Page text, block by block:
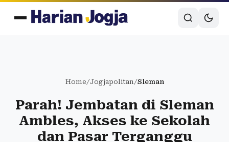
Home/Jogjapolitan/Sleman
Parah! Jembatan di Sleman
Ambles, Akses ke Sekolah
dan Pasar Terganggu